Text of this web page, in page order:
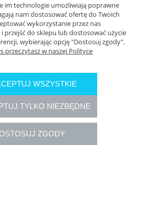
online przeprowadzane są przez Autopay
S.A. (autopay.pl)
im technologie umożliwiają poprawne
nam dostosować ofertę do Twoich
wykorzystanie przez nas
przejść do sklepu lub dostosować użycie
wybierając opcję "Dostosuj zgody".
przeczytasz w naszej Polityce
TYLKO NIEZBĘDNE
ZGODY
WSZYSTKIE